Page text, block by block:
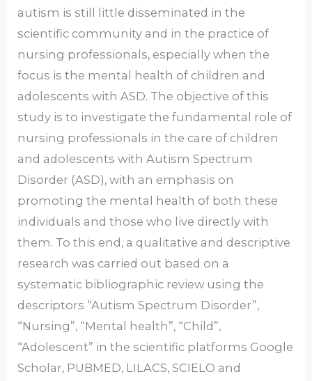
autism is still little disseminated in the
scientific community and in the practice of
nursing professionals, especially when the
focus is the mental health of children and
adolescents with ASD. The objective of this
study is to investigate the fundamental role of
nursing professionals in the care of children
and adolescents with Autism Spectrum
Disorder (ASD), with an emphasis on
promoting the mental health of both these
individuals and those who live directly with
them. To this end, a qualitative and descriptive
research was carried out based on a
systematic bibliographic review using the
descriptors “Autism Spectrum Disorder”,
“Nursing”, “Mental health”, “Child”,
“Adolescent” in the scientific platforms Google
Scholar, PUBMED, LILACS, SCIELO and